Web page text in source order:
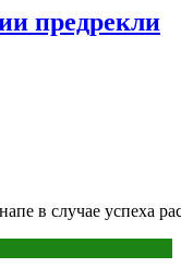
предрекли
в случае успеха